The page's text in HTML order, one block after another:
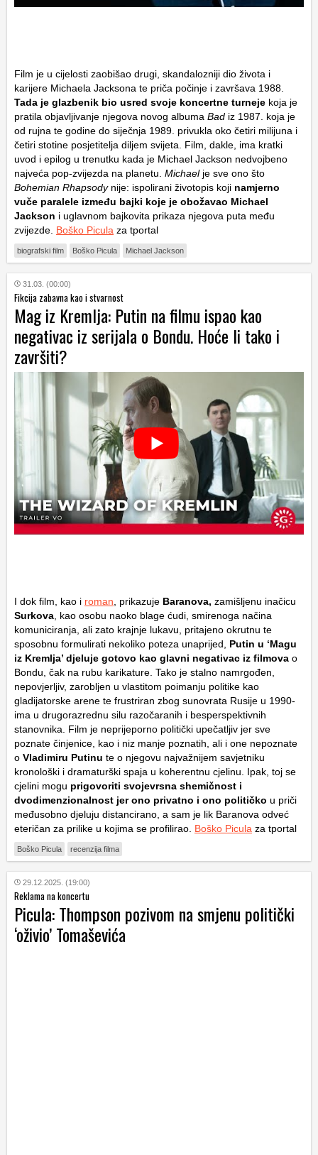
Film je u cijelosti zaobišao drugi, skandalozniji dio života i
karijere Michaela Jacksona te priča počinje i završava 1988.
Tada je glazbenik bio usred svoje koncertne turneje koja je
pratila objavljivanje njegova novog albuma Bad iz 1987. koja je
od rujna te godine do siječnja 1989. privukla oko četiri milijuna i
četiri stotine posjetitelja diljem svijeta. Film, dakle, ima kratki
uvod i epilog u trenutku kada je Michael Jackson nedvojbeno
najveća pop-zvijezda na planetu. Michaelje sve ono što
Bohemian Rhapsody nije: ispolirani životopis koji namjerno
vuče paralele između bajki koje je obožavao Michael
Jackson i uglavnom bajkovita prikaza njegova puta među
zvijezde. Boško Picula za tportal
biografski film Boško Picula Michael Jackson
31.03. (00:00)
Fikcija zabavna kao i stvarnost
Mag iz Kremlja: Putin na filmu ispao kao
negativac iz serijala o Bondu. Hoće li tako i
završiti?
I dok film, kao i roman , prikazuje Baranova, zamišljenu inačicu
Surkova , kao osobu naoko blage ćudi, smirenoga načina
komuniciranja, ali zato krajnje lukavu, pritajeno okrutnu te
sposobnu formulirati nekoliko poteza unaprijed, Putin u ‘Magu
iz Kremlja’ djeluje gotovo kao glavni negativac iz filmova o
Bondu, čak na rubu karikature. Tako je stalno namrgođen,
nepovjerljiv, zarobljen u vlastitom poimanju politike kao
gladijatorske arene te frustriran zbog sunovrata Rusije u 1990-
ima u drugorazrednu silu razočaranih i besperspektivnih
stanovnika. Film je neprijeporno politički upečatljiv jer sve
poznate činjenice, kao i niz manje poznatih, ali i one nepoznate
o Vladimiru Putinu te o njegovu najvažnijem savjetniku
kronološki i dramaturški spaja u koherentnu cjelinu. Ipak, toj se
cjelini mogu prigovoriti svojevrsna shemičnost i
dvodimenzionalnost jer ono privatno i ono političko u priči
međusobno djeluju distancirano, a sam je lik Baranova odveć
eteričan za prilike u kojima se profilirao. Boško Picula za tportal
Boško Picula recenzija filma
29.12.2025. (19:00)
Reklama na koncertu
Picula: Thompson pozivom na smjenu politički
‘oživio’ Tomaševića